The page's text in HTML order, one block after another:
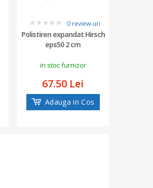
0
0 review-uri
Polistiren expandat Hirsch
eps50 2 cm
in stoc furnizor
67.50 Lei
Adauga in Cos